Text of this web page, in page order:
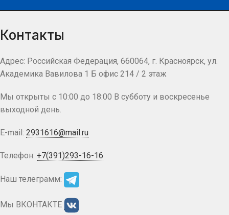
Контакты
Адрес: Российская Федерация, 660064, г. Красноярск, ул.
Академика Вавилова 1 Б офис 214 / 2 этаж
Мы открыты с 10:00 до 18:00 В субботу и воскресенье
выходной день.
E-mail: 2931616@mail.ru
Телефон: +7(391)293-16-16
Наш телеграмм:
Мы ВКОНТАКТЕ